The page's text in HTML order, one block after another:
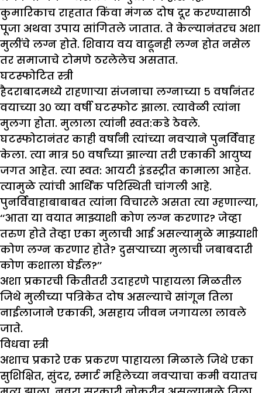
कुमारिकाच राहतात किंवा मंगळ दोष दूर करण्यासाठी
पूजा अथवा उपाय सांगितले जातात. ते केल्यानंतरच अशा
मुलींचे लग्न होते. शिवाय वय वाढूनही लग्न होत नसेल
तर समाजाचे टोमणे ठरलेलेच असतात.
घटस्फोटित स्त्री
हैदराबादमध्ये राहणाऱ्या संजनाचा लग्नाच्या ५ वर्षांनंतर
वयाच्या ३० व्या वर्षी घटस्फोट झाला. त्यावेळी त्यांना
मुलगा होता. मुलाला त्यांनी स्वत:कडे ठेवले.
घटस्फोटानंतर काही वर्षांनी त्यांच्या नवऱ्याने पुनर्विवाह
केला. त्या मात्र ५० वर्षांच्या झाल्या तरी एकाकी आयुष्य
जगत आहेत. त्या स्वत: आयटी इंडस्ट्रीत कामाला आहेत.
त्यामुळे त्यांची आर्थिक परिस्थिती चांगली आहे.
पुनर्विवाहाबाबाबत त्यांना विचारले असता त्या म्हणाल्या,
‘‘आता या वयात माझ्याशी कोण लग्न करणार? जेव्हा
तरुण होते तेव्हा एका मुलाची आई असल्यामुळे माझ्याशी
कोण लग्न करणार होते? दुसऱ्याच्या मुलाची जबाबदारी
कोण कशाला घेईल?’’
अशा प्रकारची कितीतरी उदाहरणे पाहायला मिळतील
जिथे मुलीच्या पत्रिकेत दोष असल्याचे सांगून तिला
नाईलाजाने एकाकी, असहाय जीवन जगायला लावले
जाते.
विधवा स्त्री
अशाच प्रकारे एक प्रकरण पाहायला मिळाले जिथे एका
सुशिक्षित, सुंदर, स्मार्ट महिलेच्या नवऱ्याचा कमी वयातच